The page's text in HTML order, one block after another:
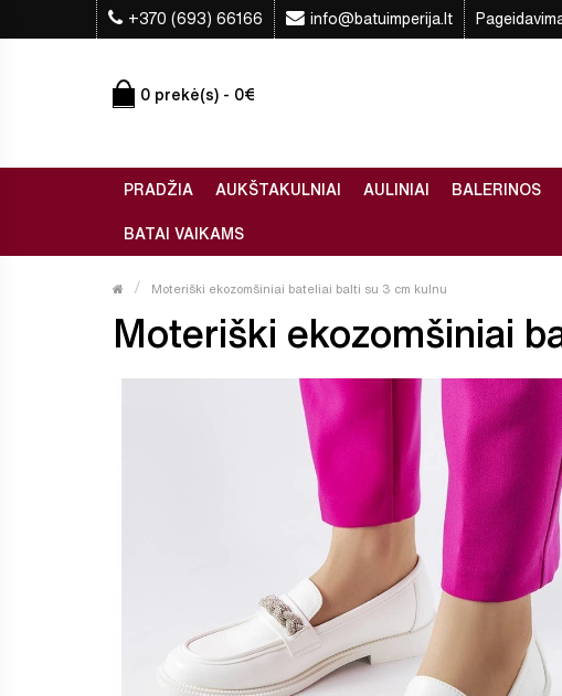
+370 (693) 66166 info@batuimperija.lt
0 prekė(s) - 0€
PRADŽIA AUKŠTAKULNIAI AULINIAI BALERINOS
BATAI VAIKAMS
Moteriški ekozomšiniai bateliai balti su 3 cm kulnu
Moteriški ekozomšiniai